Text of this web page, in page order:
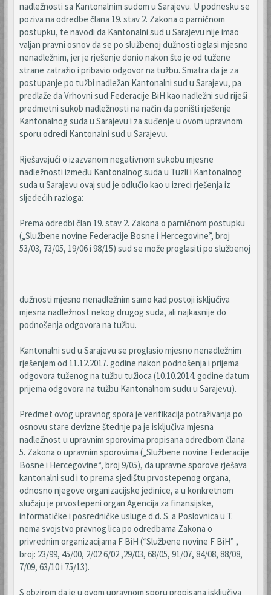
nadležnosti sa Kantonalnim sudom u Sarajevu. U podnesku se
poziva na odredbe člana 19. stav 2. Zakona o parničnom
postupku, te navodi da Kantonalni sud u Sarajevu nije imao
valjan pravni osnov da se po službenoj dužnosti oglasi mjesno
nenadležnim, jer je rješenje donio nakon što je od tužene
strane zatražio i pribavio odgovor na tužbu. Smatra da je za
postupanje po tužbi nadležan Kantonalni sud u Sarajevu, pa
predlaže da Vrhovni sud Federacije BiH kao nadležni sud riješi
predmetni sukob nadležnosti na način da poništi rješenje
Kantonalnog suda u Sarajevu i za suđenje u ovom upravnom
sporu odredi Kantonalni sud u Sarajevu.
Rješavajući o izazvanom negativnom sukobu mjesne
nadležnosti između Kantonalnog suda u Tuzli i Kantonalnog
suda u Sarajevu ovaj sud je odlučio kao u izreci rješenja iz
sljedećih razloga:
Prema odredbi član 19. stav 2. Zakona o parničnom postupku
(„Službene novine Federacije Bosne i Hercegovine”, broj
53/03, 73/05, 19/06 i 98/15) sud se može proglasiti po službenoj
dužnosti mjesno nenadležnim samo kad postoji isključiva
mjesna nadležnost nekog drugog suda, ali najkasnije do
podnošenja odgovora na tužbu.
Kantonalni sud u Sarajevu se proglasio mjesno nenadležnim
rješenjem od 11.12.2017. godine nakon podnošenja i prijema
odgovora tuženog na tužbu tužioca (10.10.2014. godine datum
prijema odgovora na tužbu Kantonalnom sudu u Sarajevu).
Predmet ovog upravnog spora je verifikacija potraživanja po
osnovu stare devizne štednje pa je isključiva mjesna
nadležnost u upravnim sporovima propisana odredbom člana
5. Zakona o upravnim sporovima („Službene novine Federacije
Bosne i Hercegovine“, broj 9/05), da upravne sporove rješava
kantonalni sud i to prema sjedištu prvostepenog organa,
odnosno njegove organizacijske jedinice, a u konkretnom
slučaju je prvostepeni organ Agencija za finansijske,
informatičke i posredničke usluge d.d. S. a Poslovnica u T.
nema svojstvo pravnog lica po odredbama Zakona o
privrednim organizacijama F BiH (“Službene novine F BiH” ,
broj: 23/99, 45/00, 2/02 6/02 ,29/03, 68/05, 91/07, 84/08, 88/08,
7/09, 63/10 i 75/13).
S obzirom da je u ovom upravnom sporu propisana isključiva